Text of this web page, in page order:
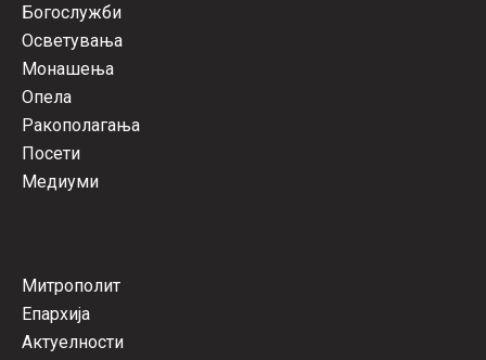
Богослужби
Осветувања
Монашења
Опела
Ракополагања
Посети
Медиуми
Митрополит
Епархија
Актуелности